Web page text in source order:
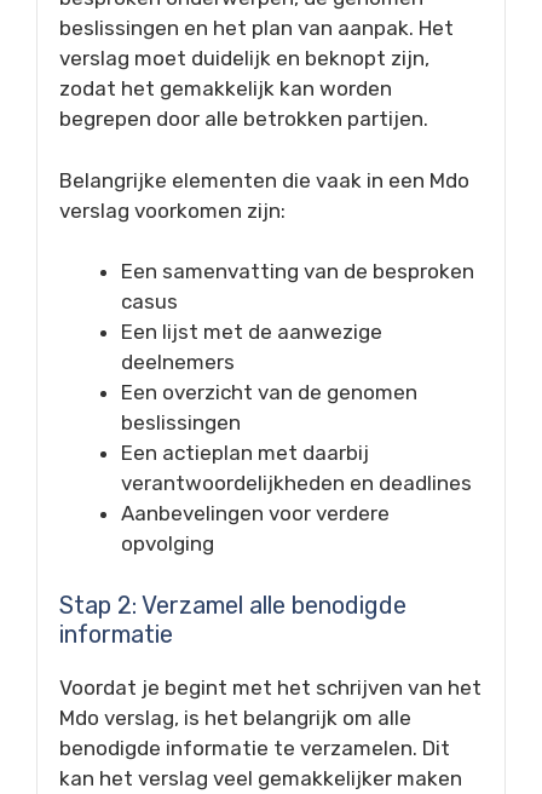
beslissingen en het plan van aanpak. Het
verslag moet duidelijk en beknopt zijn,
zodat het gemakkelijk kan worden
begrepen door alle betrokken partijen.
Belangrijke elementen die vaak in een Mdo
verslag voorkomen zijn:
Een samenvatting van de besproken
casus
Een lijst met de aanwezige
deelnemers
Een overzicht van de genomen
beslissingen
Een actieplan met daarbij
verantwoordelijkheden en deadlines
Aanbevelingen voor verdere
opvolging
Stap 2: Verzamel alle benodigde
informatie
Voordat je begint met het schrijven van het
Mdo verslag, is het belangrijk om alle
benodigde informatie te verzamelen. Dit
kan het verslag veel gemakkelijker maken